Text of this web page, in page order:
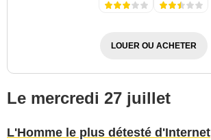
LOUER OU ACHETER
Le mercredi 27 juillet
L'Homme le plus détesté d'Internet